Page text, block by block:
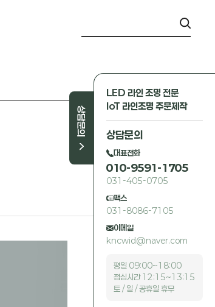
상담문의
LED 라인 조명 전문
IoT 라인조명 주문제작
상담문의
대표전화
010-9591-1705
031-405-0705
팩스
031-8086-7105
이메일
kncwid@naver.com
평일 09:00~18:00
점심시간 12:15~13:15
토 / 일 / 공휴일 휴무